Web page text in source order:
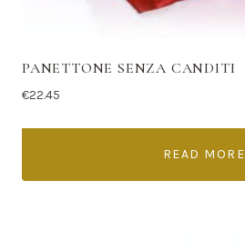
PANETTONE SENZA CANDITI
€22.45
READ MORE